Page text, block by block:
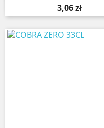
3,06 zł